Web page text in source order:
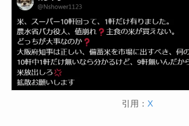
引用： X